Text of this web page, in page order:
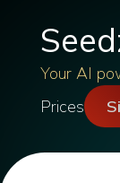
Your AI
Prices